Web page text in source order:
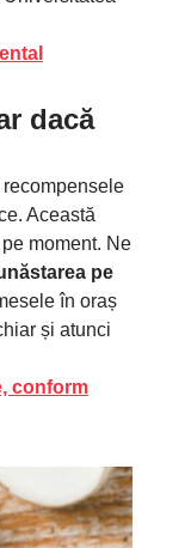
dacă
recompensele
Această
moment. Ne
pe
în oraș
și atunci
conform